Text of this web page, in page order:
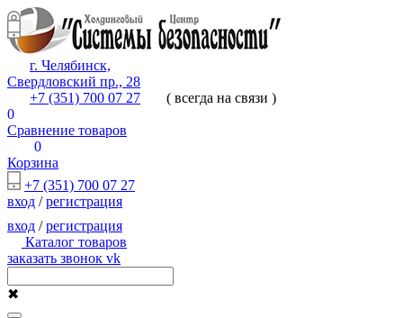
г. Челябинск,
Свердловский пр., 28
+7 (351) 700 07 27
( всегда на связи )
0
Сравнение товаров
0
Корзина
+7 (351) 700 07 27
вход /регистрация
вход /регистрация
Каталог товаров
заказать звонок vk
✖